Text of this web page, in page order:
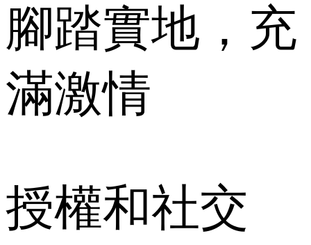
腳踏實地，充
滿激情
授權和社交